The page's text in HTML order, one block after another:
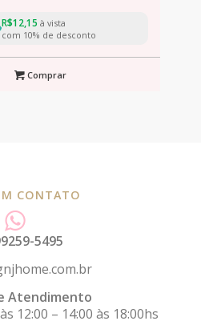
R$12,15 à vista
com 10% de desconto
Comprar
CONTATO
5495
Atendimento
12:00 – 14:00 às 18:00hs